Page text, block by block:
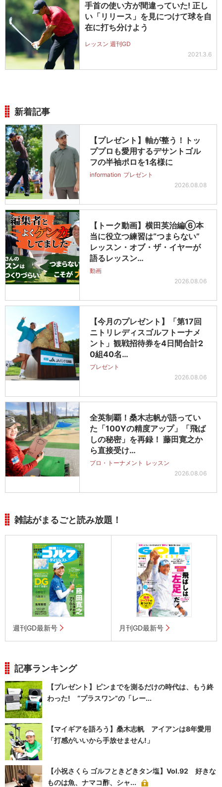
手首の使い方が間違っていた! 正し
い「リリース」を見につけて球を自
在に打ち分けよう
レッスン 週刊GD
2021.3.6
新着記事
【プレゼント】軸が整う！トッ
ププロも愛用するデサントゴル
フの半袖ポロを1名様に
information プレゼント
2026.08.08
【トーク動画】横田英治編⑥本
当に役立つ練習は“つまらない”
レッスン・オブ・ザ・イヤーが
語るレッスン…
動画
2026.08.06
【今月のプレゼント】「第17回
ニトリレディスゴルフトーナメ
ント」観戦招待券を4日間合計2
0組40名…
プレゼント
2026.08.06
全英制覇！桑木志帆が語ってい
た「100Yの精度アップ」「飛ば
しの秘密」を再録！ 藤田寛之か
ら直接受け…
プロ・トーナメント レッスン
2026.08.06
雑誌がまるごと読み放題！
週刊GD最新号 月刊GD最新号
記事ランキング
【プレゼント】ピンまでを測るだけの時代は、もう終
わった! “プラスワン”の「レー...
【マイギアを語ろう】桑木志帆 アイアンは8年愛用
「打感がいいから手放せません!」
【小祝さくら ゴルフときどきタン塩】Vol.92 好きな
ものは魚、ナマコ酢、シャ...